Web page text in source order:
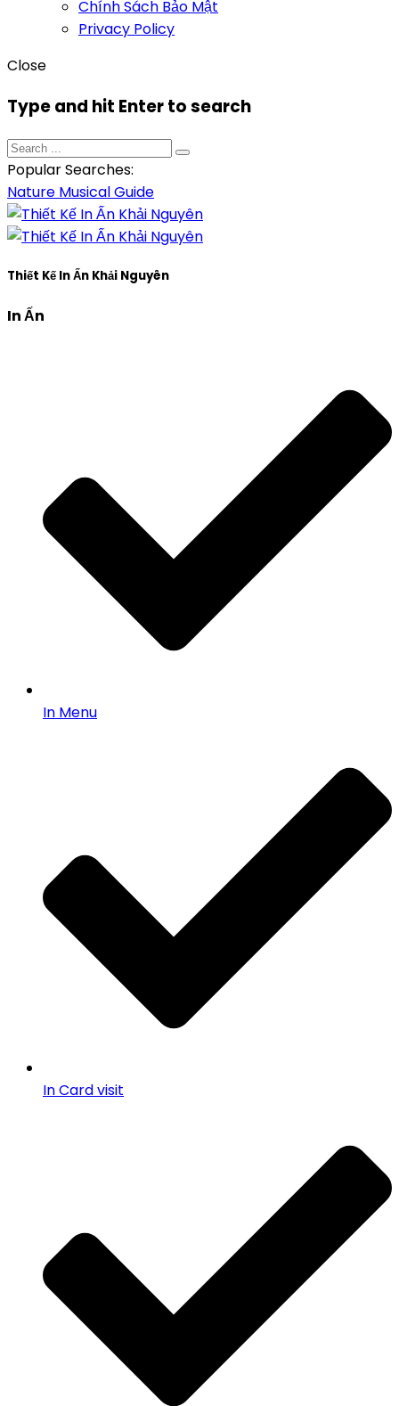
Chính Sách Bảo Mật
Privacy Policy
Close
Type and hit Enter to search
Popular Searches:
Nature MusicalGuide
Thiết Kế In Ấn Khải Nguyên
In Ấn
In Menu
In Card visit